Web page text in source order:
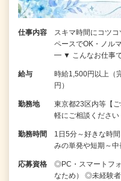
仕事内容
スキマ時間にコツ
ペースでOK・
━ ▼ こんなお仕
給与
時給1,500円以上（
円）
勤務地
東京都23区内等【
軽にご相談ください
勤務時間
1日5分～好きな時
みの単発や短期～
応募資格
◎PC・スマートフ
なため） ◎未経験